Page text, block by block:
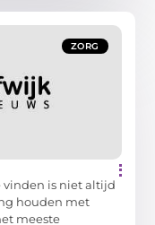
ZORG
vinden is niet altijd
houden met
meeste